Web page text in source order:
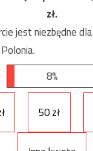
zł.
jest niezbędne
8%
50 zł